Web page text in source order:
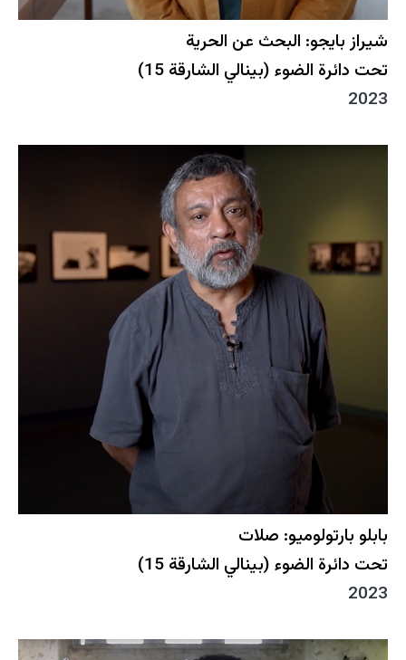
شيراز بايجو: البحث عن الحرية
تحت دائرة الضوء (بينالي الشارقة 15)
2023
بابلو بارتولوميو: صلات
تحت دائرة الضوء (بينالي الشارقة 15)
2023